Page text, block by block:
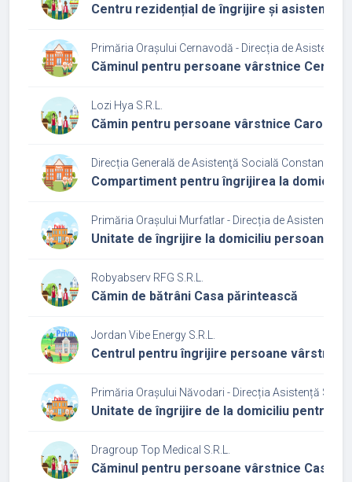
Centru rezidențial de îngrijire și asistență
Primăria Orașului Cernavodă - Direcția de Asistență
Căminul pentru persoane vârstnice
Lozi Hya S.R.L.
Cămin pentru persoane vârstnice Carolina
Direcția Generală de Asistenţă Socială Constanța
Compartiment pentru îngrijirea la
Primăria Orașului Murfatlar - Direcția de Asistenţă
Unitate de îngrijire la domiciliu persoane
Robyabserv RFG S.R.L.
Cămin de bătrâni Casa părintească
Jordan Vibe Energy S.R.L.
Centrul pentru îngrijire persoane vârstnice
Primăria Orașului Năvodari - Direcția Asistență
Unitate de îngrijire de la domiciliu pentru
Dragroup Top Medical S.R.L.
Căminul pentru persoane vârstnice Casa